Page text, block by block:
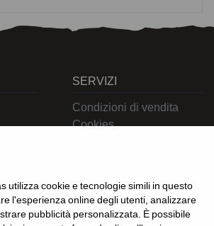
SERVIZI
Condizioni di vendita
Cookies
utilizza cookie e tecnologie simili in questo
l'esperienza online degli utenti, analizzare
pubblicità personalizzata. È possibile